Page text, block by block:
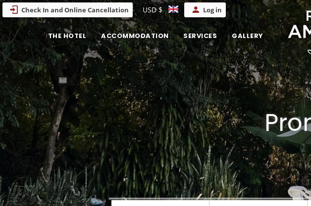
Check In and Online Cancellation USD $ Log in
THE HOTEL ACCOMMODATION SERVICES GALLERY